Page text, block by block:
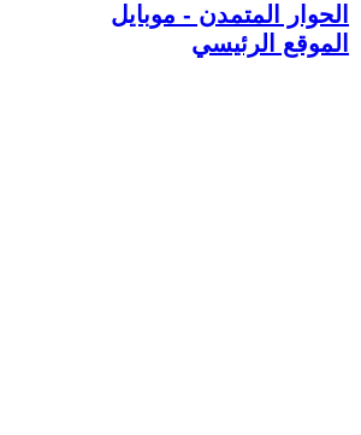
الحوار المتمدن - موبايل
الموقع الرئيسي